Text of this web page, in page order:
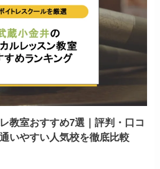
教室おすすめ7選｜評判・口コ
いやすい人気校を徹底比較